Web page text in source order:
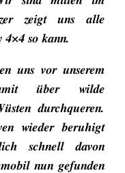
zeigt uns alle
4×4 so kann.
uns vor unserem
über wilde
durchqueren.
wieder beruhigt
schnell davon
nun gefunden